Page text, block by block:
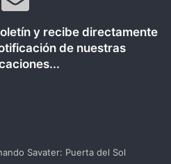
y recibe directamente
de nuestras
Savater: Puerta del Sol